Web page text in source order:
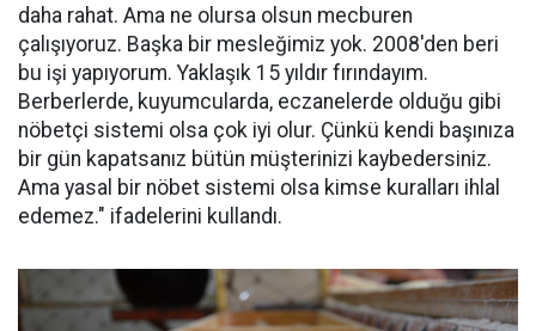
daha rahat. Ama ne olursa olsun mecburen
çalışıyoruz. Başka bir mesleğimiz yok. 2008'den beri
bu işi yapıyorum. Yaklaşık 15 yıldır fırındayım.
Berberlerde, kuyumcularda, eczanelerde olduğu gibi
nöbetçi sistemi olsa çok iyi olur. Çünkü kendi başınıza
bir gün kapatsanız bütün müşterinizi kaybedersiniz.
Ama yasal bir nöbet sistemi olsa kimse kuralları ihlal
edemez." ifadelerini kullandı.